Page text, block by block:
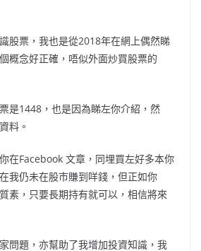
股票，我也是從2018年在網上偶然睇
概念好正確，唔似外面炒買股票的
是1448，也是因為睇左你介紹，然
料。
在Facebook 文章，同埋買左好多本你
我仍未在股市賺到咩錢，但正如你
素，只要長期持有就可以，相信將來
問題，亦幫助了我增加投資知識，我